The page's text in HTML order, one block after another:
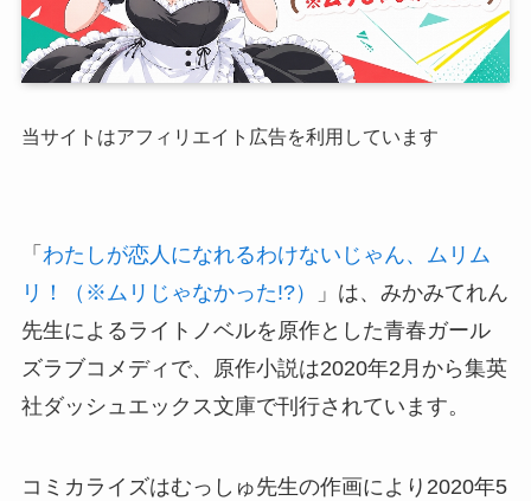
当サイトはアフィリエイト広告を利用しています
「 わたしが恋人になれるわけないじゃん、ムリム
リ！（※ムリじゃなかった!?）
」は、みかみてれん
先生によるライトノベルを原作とした青春ガール
ズラブコメディで、原作小説は2020年2月から集英
社ダッシュエックス文庫で刊行されています。
コミカライズはむっしゅ先生の作画により2020年5